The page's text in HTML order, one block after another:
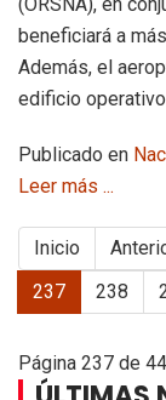
beneficiará a
Además, el
edificio operativo
Publicado en
Leer más ...
Inicio
237
238
Página 237 de